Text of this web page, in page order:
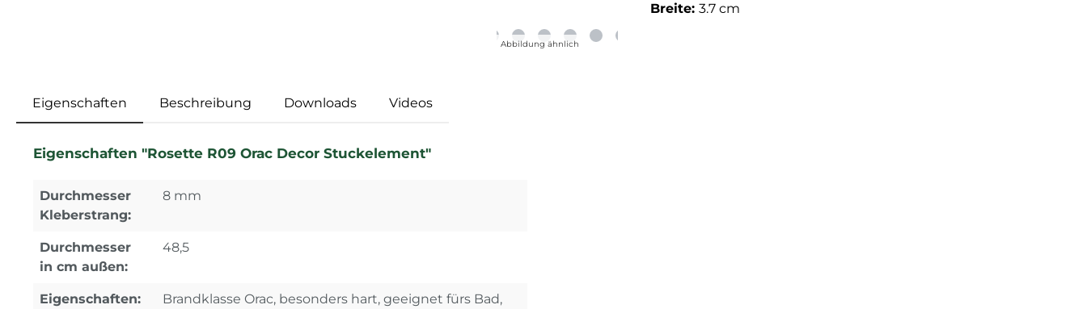
Abbildung ähnlich
Breite: 3.7 cm
Eigenschaften Beschreibung Downloads Videos
Eigenschaften "Rosette R09 Orac Decor Stuckelement"
Durchmesser
Kleberstrang:
8 mm
Durchmesser
in cm außen:
48,5
Eigenschaften:
Brandklasse Orac, besonders hart, geeignet fürs Bad,